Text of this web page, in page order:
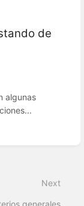
de
algunas
Next
generales